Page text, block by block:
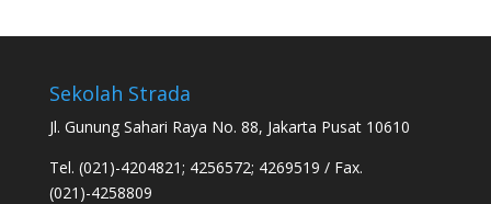
Sekolah Strada
Jl. Gunung Sahari Raya No. 88, Jakarta Pusat 10610
Tel. (021)-4204821; 4256572; 4269519 / Fax.
(021)-4258809